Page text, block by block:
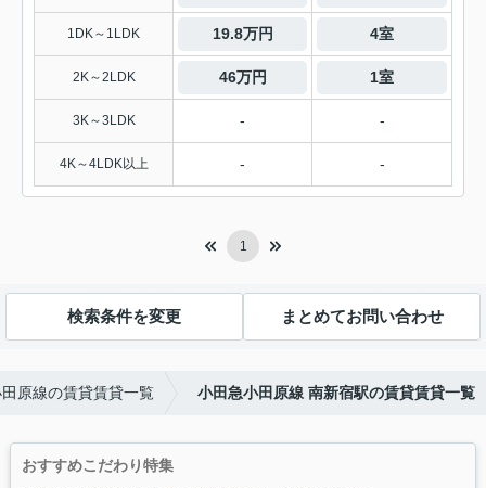
1DK～1LDK 19.8万円 4室
2K～2LDK 46万円 1室
3K～3LDK - -
4K～4LDK以上 - -
1
検索条件を変更 まとめてお問い合わせ
原線の賃貸賃貸一覧 小田急小田原線 南新宿駅の賃貸賃貸一覧
おすすめこだわり特集